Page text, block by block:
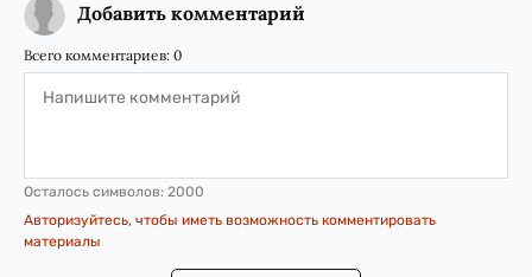
Добавить комментарий
Всего комментариев: 0
Осталось символов: 2000
Авторизуйтесь, чтобы иметь возможность комментировать
материалы